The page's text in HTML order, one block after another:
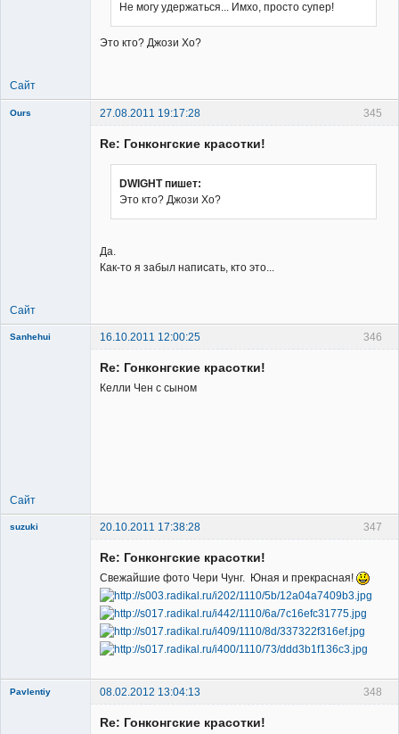
Не могу удержаться... Имхо, просто супер!
Это кто? Джози Хо?
Сайт
345
Ours 27.08.2011 19:17:28
Re: Гонконгские красотки!
DWIGHT пишет:
Это кто? Джози Хо?
Да.
Как-то я забыл написать, кто это...
Сайт
346
Sanhehui 16.10.2011 12:00:25
Re: Гонконгские красотки!
Келли Чен с сыном
Сайт
347
suzuki 20.10.2011 17:38:28
Re: Гонконгские красотки!
Свежайшие фото Чери Чунг. Юная и прекрасная!
348
Pavlentiy
08.02.2012 13:04:13
Re: Гонконгские красотки!